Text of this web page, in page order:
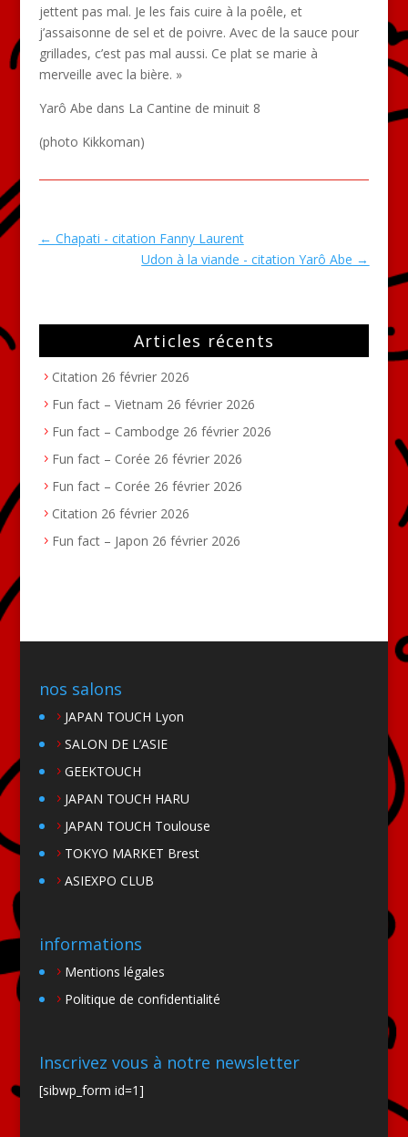
jettent pas mal. Je les fais cuire à la poêle, et
j’assaisonne de sel et de poivre. Avec de la sauce pour
grillades, c’est pas mal aussi. Ce plat se marie à
merveille avec la bière. »
Yarô Abe dans La Cantine de minuit 8
(photo Kikkoman)
← Chapati - citation Fanny Laurent
Udon à la viande - citation Yarô Abe →
Articles récents
Citation 26 février 2026
Fun fact – Vietnam 26 février 2026
Fun fact – Cambodge 26 février 2026
Fun fact – Corée 26 février 2026
Fun fact – Corée 26 février 2026
Citation 26 février 2026
Fun fact – Japon 26 février 2026
nos salons
JAPAN TOUCH Lyon
SALON DE L’ASIE
GEEKTOUCH
JAPAN TOUCH HARU
JAPAN TOUCH Toulouse
TOKYO MARKET Brest
ASIEXPO CLUB
informations
Mentions légales
Politique de confidentialité
Inscrivez vous à notre newsletter
[sibwp_form id=1]